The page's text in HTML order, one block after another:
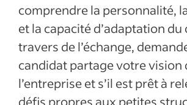
comprendre la personnalité,
et la capacité d’adaptation du
travers de l’échange,
candidat partage votre vision
l’entreprise et s’il est prêt à
défis propres aux petites